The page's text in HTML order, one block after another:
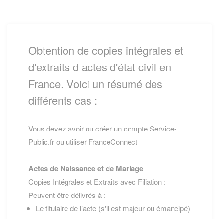
Obtention de copies intégrales et
d'extraits d actes d'état civil en
France. Voici un résumé des
différents cas :
Vous devez avoir ou créer un compte Service-
Public.fr ou utiliser FranceConnect
Actes de Naissance et de Mariage
Copies Intégrales et Extraits avec Filiation :
Peuvent être délivrés à :
Le titulaire de l’acte (s'il est majeur ou émancipé)